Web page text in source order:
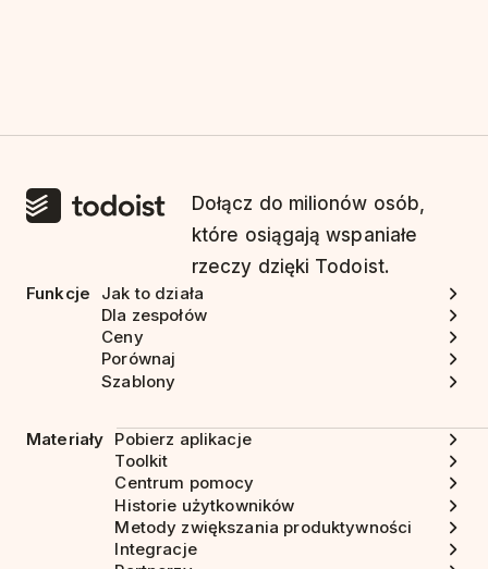
Dołącz do milionów osób,
które osiągają wspaniałe
rzeczy dzięki Todoist.
Funkcje
Jak to działa
Dla zespołów
Ceny
Porównaj
Szablony
Materiały Pobierz aplikacje
Toolkit
Centrum pomocy
Historie użytkowników
Metody zwiększania produktywności
Integracje